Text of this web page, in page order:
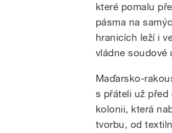
které pomalu
pásma na
hranicích leží i
vládne soudové
Maďarsko-
s přáteli už
kolonii, která
tvorbu, od